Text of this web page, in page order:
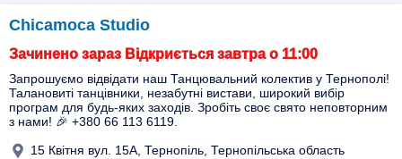
Chicamoca Studio
Зачинено зараз Відкриється завтра о 11:00
Запрошуємо відвідати наш Танцювальний колектив у Тернополі!
Талановиті танцівники, незабутні вистави, широкий вибір
програм для будь-яких заходів. Зробіть своє свято неповторним
з нами! 🎉 +380 66 113 6119.
15 Квітня вул. 15А, Тернопіль, Тернопільська область